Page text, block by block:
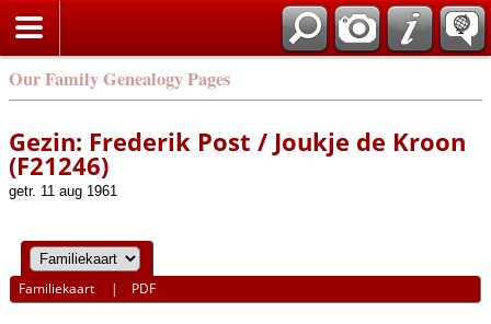
Our Family Genealogy Pages
Gezin: Frederik Post / Joukje de Kroon
(F21246)
getr. 11 aug 1961
Familiekaart | PDF